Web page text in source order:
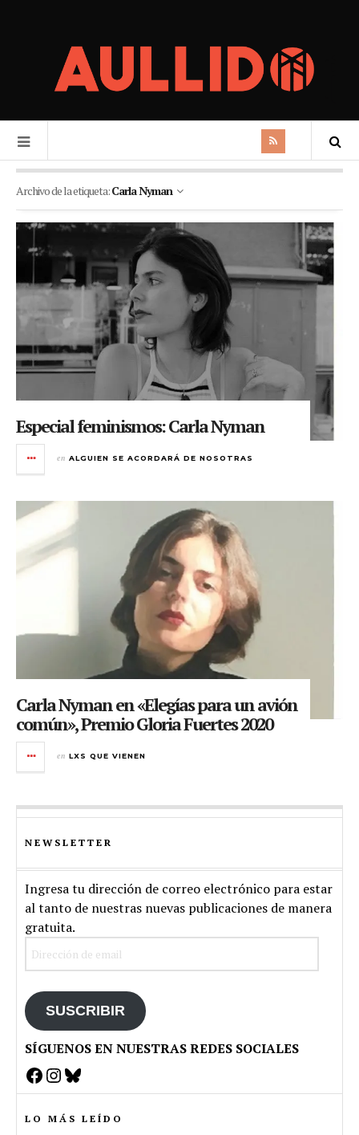
Archivo de la etiqueta:Carla Nyman
Especial feminismos: Carla Nyman
en ALGUIEN SE ACORDARÁ DE NOSOTRAS
Carla Nyman en «Elegías para un avión
común», Premio Gloria Fuertes 2020
en LXS QUE VIENEN
NEWSLETTER
Ingresa tu dirección de correo electrónico para estar
al tanto de nuestras nuevas publicaciones de manera
gratuita.
SUSCRIBIR
SÍGUENOS EN NUESTRAS REDES SOCIALES
Facebook
Instagram
Bluesky
LO MÁS LEÍDO